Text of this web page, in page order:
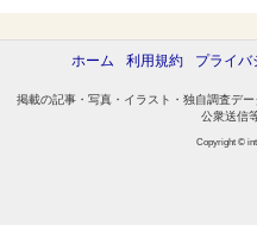
ホーム 利用規約 プライバ
掲載の記事・写真・イラスト・独自調査デ
公衆送信
Copyright ©